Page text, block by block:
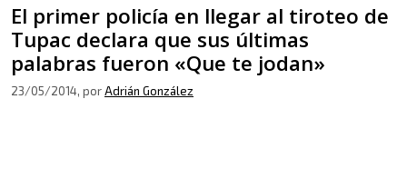
El primer policía en llegar al tiroteo de
Tupac declara que sus últimas
palabras fueron «Que te jodan»
23/05/2014, porAdrián González